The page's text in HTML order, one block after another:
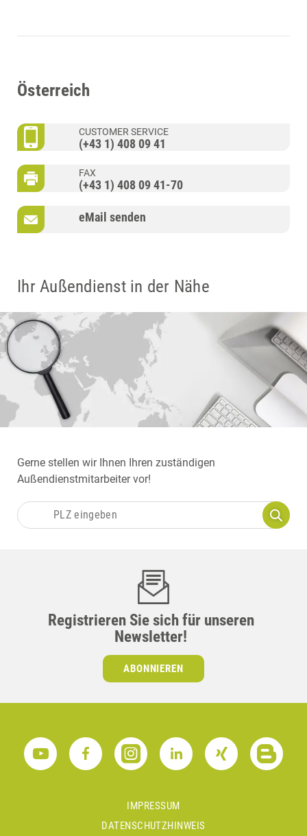
Österreich
CUSTOMER SERVICE
(+43 1) 408 09 41
FAX
(+43 1) 408 09 41-70
eMail senden
Ihr Außendienst in der Nähe
Gerne stellen wir Ihnen Ihren zuständigen
Außendienstmitarbeiter vor!
Registrieren Sie sich für unseren
Newsletter!
ABONNIEREN
IMPRESSUM
DATENSCHUTZHINWEIS